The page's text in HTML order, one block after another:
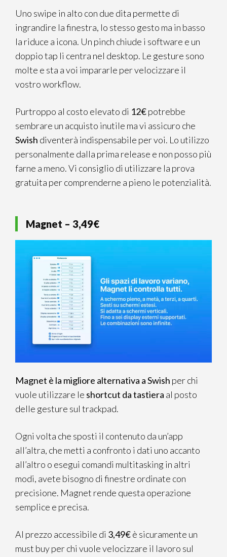
Uno swipe in alto con due dita permette di
ingrandire la finestra, lo stesso gesto ma in basso
la riduce a icona. Un pinch chiude i software e un
doppio tap li centra nel desktop. Le gesture sono
molte e sta a voi impararle per velocizzare il
vostro workflow.
Purtroppo al costo elevato di 12€potrebbe
sembrare un acquisto inutile ma vi assicuro che
Swish diventerà indispensabile per voi. Lo utilizzo
personalmente dalla prima release e non posso più
farne a meno. Vi consiglio di utilizzare la prova
gratuita per comprenderne a pieno le potenzialità.
Magnet – 3,49€
Magnet è la migliore alternativa a Swish per chi
vuole utilizzare le shortcut da tastiera al posto
delle gesture sul trackpad.
Ogni volta che sposti il contenuto da un’app
all’altra, che metti a confronto i dati uno accanto
all’altro o esegui comandi multitasking in altri
modi, avete bisogno di finestre ordinate con
precisione. Magnet rende questa operazione
semplice e precisa.
Al prezzo accessibile di 3,49€è sicuramente un
must buy per chi vuole velocizzare il lavoro sul